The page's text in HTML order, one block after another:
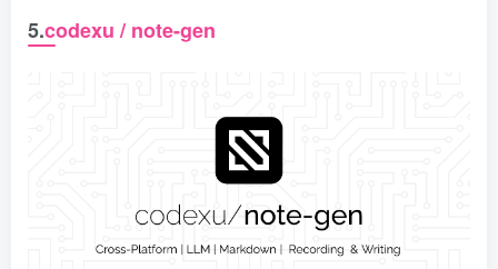
5.codexu / note-gen